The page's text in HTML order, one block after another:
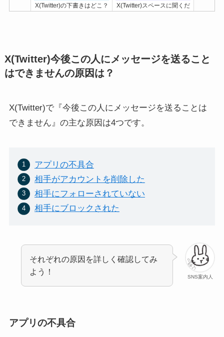
X(Twitter)の下書きはどこ？
保存場所はここです
X(Twitter)スペースに聞くだ
け参加する方法と聞こえな
Xのアイコン何がいい？お
LINEのアプリアイコンに
X(Twitter)でリプライ、リツ
イートをさせたくない！さ
せないようにできる？
X(Twitter)スペースで字幕
(キャプション)を表示する
やり方！スマホOK
X(Twitter)今後この人にメッセージを送ること
はできませんの原因は？
X(Twitter)で『今後この人にメッセージを送ることは
できません』の主な原因は4つです。
アプリの不具合
相手がアカウントを削除した
相手にフォローされていない
相手にブロックされた
SNS案内人
それぞれの原因を詳しく確認してみ
よう！
アプリの不具合